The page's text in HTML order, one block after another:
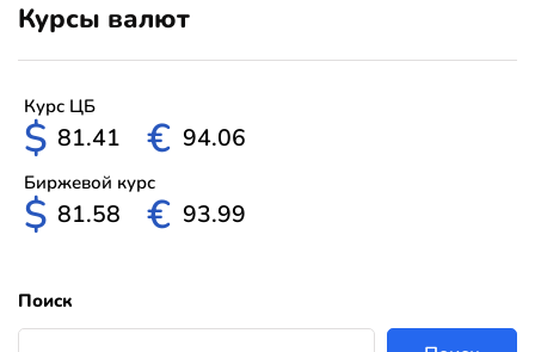
Курсы валют
Курс ЦБ
$ 81.41 € 94.06
Биржевой курс
$ 81.58 € 93.99
Поиск